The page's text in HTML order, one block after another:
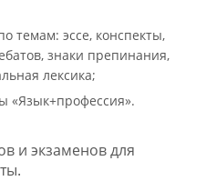
темам: эссе, конспекты,
знаки препинания,
лексика;
«Язык+профессия».
и экзаменов для